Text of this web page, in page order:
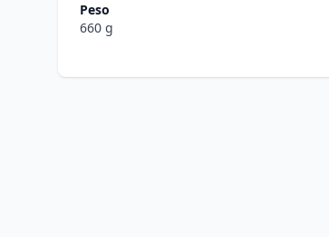
Peso
660 g